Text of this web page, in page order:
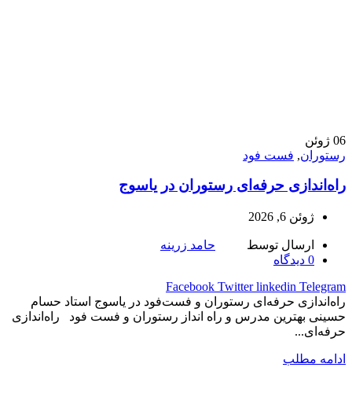
06 ژوئن
رستوران, فست فود
راه‌اندازی حرفه‌ای رستوران در یاسوج
ژوئن 6, 2026
ارسال توسط
حامد زرینه
0 دیدگاه
Facebook Twitter linkedin Telegram
راه‌اندازی حرفه‌ای رستوران و فست‌فود در یاسوج استاد حسام
حسینی بهترین مدرس و راه انداز رستوران و فست فود راه‌اندازی
حرفه‌ای...
ادامه مطلب